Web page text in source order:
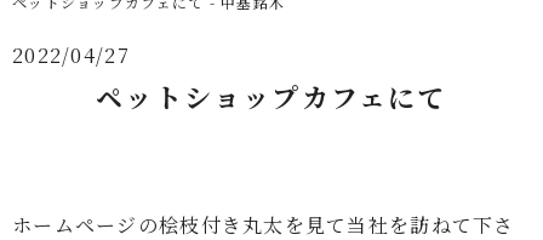
2022/04/27
ペットショップカフェにて
ホームページの桧枝付き丸太を見て当社を訪ねて下さ